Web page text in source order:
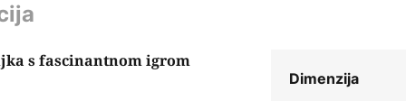
s fascinantnom igrom
Dimenzija